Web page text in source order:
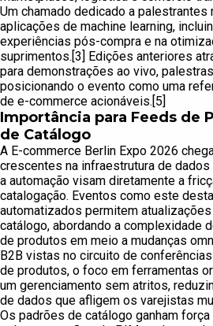
Um chamado dedicado a palestrantes
aplicações de machine learning,
experiências pós-compra e na
suprimentos.[3] Edições anteriores
para demonstrações ao vivo,
posicionando o evento como uma
de e-commerce acionáveis.[5]
Importância para Feeds de
de Catálogo
A E-commerce Berlin Expo 2026
crescentes na infraestrutura de
a automação visam diretamente a
catalogação. Eventos como este
automatizados permitem
catálogo, abordando a complexidade
de produtos em meio a mudanças
B2B vistas no circuito de
de produtos, o foco em ferramentas
um gerenciamento sem atritos,
de dados que afligem os varejistas
Os padrões de catálogo ganham